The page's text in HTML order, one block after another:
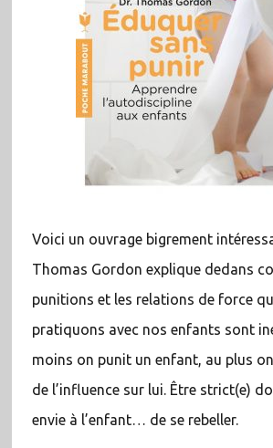
Voici un ouvrage bigrement
Thomas Gordon explique dedans
punitions et les relations de force
pratiquons avec nos enfants sont
moins on punit un enfant, au plus
de l’influence sur lui. Être strict(e)
envie à l’enfant… de se rebeller.